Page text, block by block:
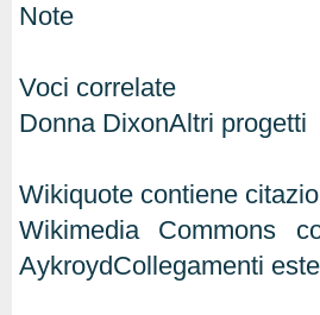
Note
Voci correlate
Donna DixonAltri progetti
Wikiquote contiene
Wikimedia Commons
AykroydCollegamenti